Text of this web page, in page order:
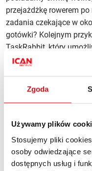
Zgoda
Używamy plików
Stosujemy pliki
osoby odwiedzające
dostępnych usług i
przejażdżkę rowerem
zadania czekające w
gotówki? Kolejnym
TaskRabbit, który
i sprawdzonych
Czy kiedykolwiek ktoś z
podjazdu przed
gdzie zawsze jest
umożliwi Wam tego
Każdy z wyżej
swoich użytkowników